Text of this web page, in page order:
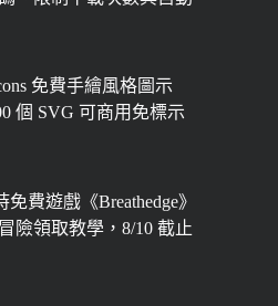
免費手繪風格圖示
個 SVG 可商用免標示
免費遊戲《Breathedge》
險領取教學，8/10 截止